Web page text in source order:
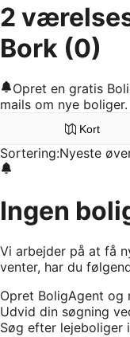
2
Bork (0)
Opret en gratis
mails om nye boliger.
Kort
Sortering:Nyeste
Ingen
Vi arbejder på at få
venter, har du
Opret BoligAgent
Udvid din søgning
Søg efter lejeboliger